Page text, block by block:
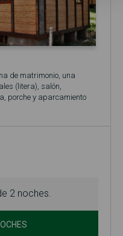
de matrimonio, una
(litera), salón,
porche y aparcamiento
(adultos y/o niños).
2 noches.